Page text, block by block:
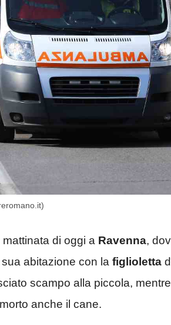
di oggi a Ravenna,
abitazione con la figlioletta
scampo alla piccola,
anche il cane.